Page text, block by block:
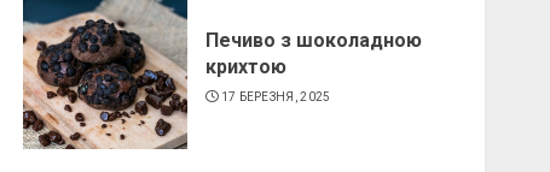
Печиво з шоколадною
крихтою
17 БЕРЕЗНЯ, 2025